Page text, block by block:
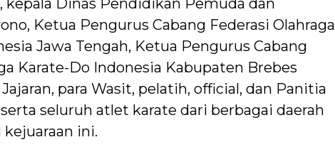
kepala Dinas Pendidikan Pemuda dan
Ketua Pengurus Cabang Federasi Olahraga
Jawa Tengah, Ketua Pengurus Cabang
Karate-Do Indonesia Kabupaten Brebes
para Wasit, pelatih, official, dan Panitia
seluruh atlet karate dari berbagai daerah
ini.